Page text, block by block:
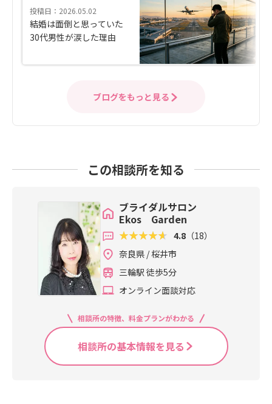
投稿日：2026.05.02
結婚は面倒と思っていた
30代男性が涙した理由
ブログをもっと見る
この相談所を知る
ブライダルサロン
Ekos Garden
4.8 （18）
奈良県 / 桜井市
三輪駅 徒歩5分
オンライン面談対応
相談所の特徴、料金プランがわかる
相談所の基本情報を見る